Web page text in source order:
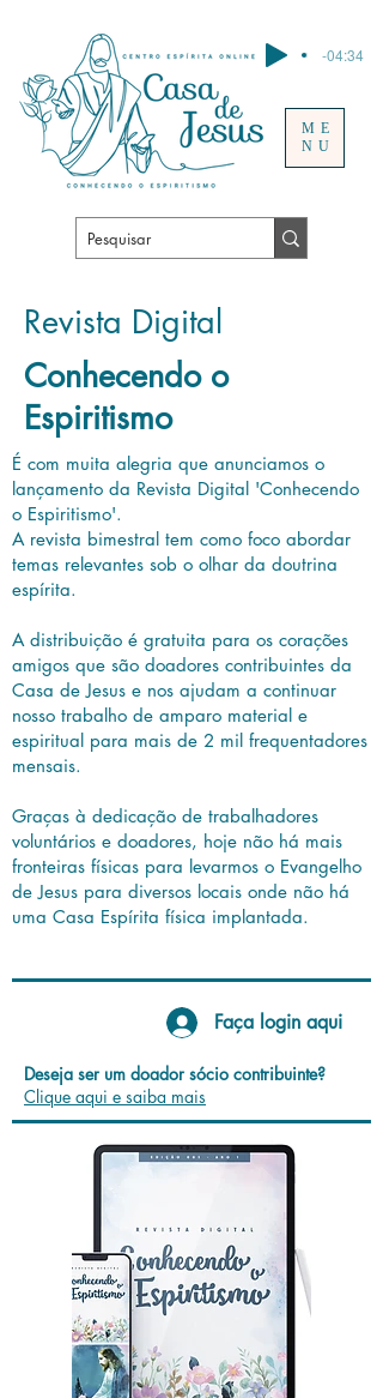
ME
NU
-04:34
Revista Digital
Conhecendo o
Espiritismo
É com muita alegria que anunciamos o
lançamento da Revista Digital 'Conhecendo
o Espiritismo'.
A revista bimestral tem como foco abordar
temas relevantes sob o olhar da doutrina
espírita.
A distribuição é gratuita para os corações
amigos que são doadores contribuintes da
Casa de Jesus e nos ajudam a continuar
nosso trabalho de amparo material e
espiritual para mais de 2 mil frequentadores
mensais.
Graças à dedicação de trabalhadores
voluntários e doadores, hoje não há mais
fronteiras físicas para levarmos o Evangelho
de Jesus para diversos locais onde não há
uma Casa Espírita física implantada.
Faça login aqui
Deseja ser um doador sócio contribuinte?
Clique aqui e saiba mais